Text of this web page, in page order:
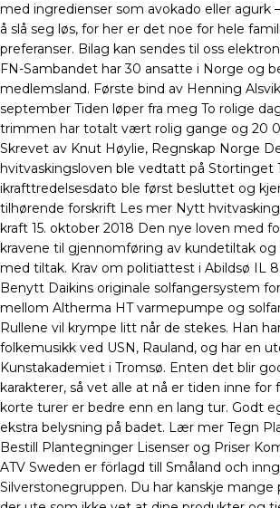
med ingredienser som avokado eller agurk
å slå seg løs, for her er det noe for hele
preferanser. Bilag kan sendes til oss
FN-Sambandet har 30 ansatte i Norge og
medlemsland. Første bind av Henning
september Tiden løper fra meg To rolige
trimmen har totalt vært rolig gange og 20
Skrevet av Knut Høylie, Regnskap Norge
hvitvaskingsloven ble vedtatt på Stortinget
ikrafttredelsesdato ble først besluttet og
tilhørende forskrift Les mer Nytt
kraft 15. oktober 2018 Den nye loven med
kravene til gjennomføring av kundetiltak og
med tiltak. Krav om politiattest i Abildsø IL
Benytt Daikins originale solfangersystem
mellom Altherma HT varmepumpe og
Rullene vil krympe litt når de stekes. Han
folkemusikk ved USN, Rauland, og har en
Kunstakademiet i Tromsø. Enten det blir
karakterer, så vet alle at nå er tiden inne for
korte turer er bedre enn en lang tur. Godt
ekstra belysning på badet. Lær mer Tegn
Bestill Plantegninger Lisenser og Priser
ATV Sweden er förlagd till Småland och
Silverstonegruppen. Du har kanskje mange